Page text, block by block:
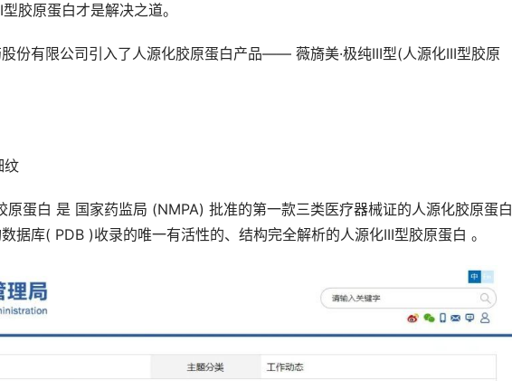
胶原蛋白才是解决之道。
份有限公司引入了人源化胶原蛋白产品—— 薇旖美·极纯III型(人源化III型胶原
纹
原蛋白 是 国家药监局 (NMPA) 批准的第一款三类医疗器械证的人源化胶原蛋白
据库( PDB )收录的唯一有活性的、结构完全解析的人源化III型胶原蛋白 。